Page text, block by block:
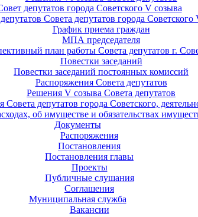
депутатов города Советского V созыва
Совета депутатов города Советского
График приема граждан
МПА председателя
план работы Совета депутатов г.
Повестки заседаний
Повестки заседаний постоянных комиссий
Распоряжения Совета депутатов
Решения V созыва Совета депутатов
Совета депутатов города Советского,
об имуществе и обязательствах
Документы
Распоряжения
Постановления
Постановления главы
Проекты
Публичные слушания
Соглашения
Муниципальная служба
Вакансии